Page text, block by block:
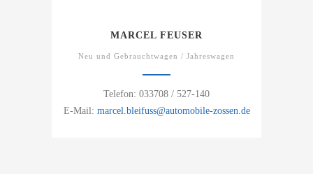
MARCEL FEUSER
Neu und Gebrauchtwagen / Jahreswagen
Telefon: 033708 / 527-140
E-Mail: marcel.bleifuss@automobile-zossen.de